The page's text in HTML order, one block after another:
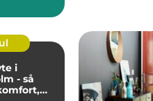
i
- så